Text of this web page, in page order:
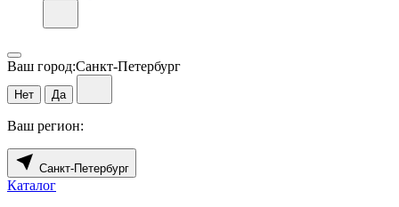
Ваш город:Санкт-Петербург
Нет Да
Ваш регион:
Санкт-Петербург
Каталог